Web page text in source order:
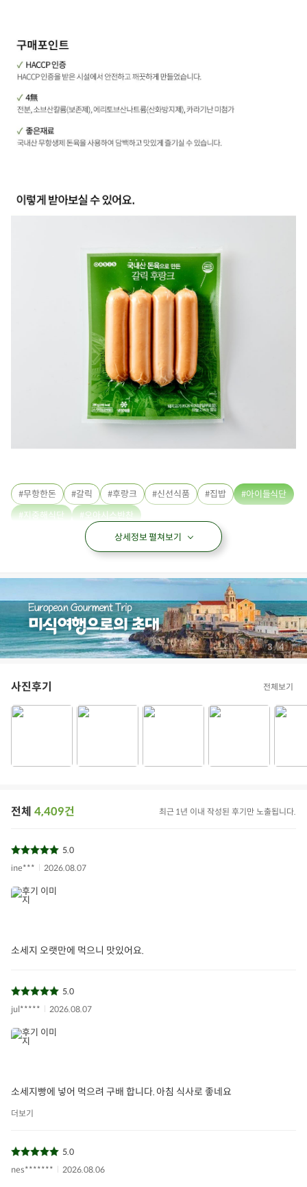
무항한돈 갈릭 후랑크 신선식품 집밥
아이들식단
지중해식단
오아시스반찬
상세정보 펼쳐보기
4/4
사진후기 전체보기
전체 4,409건 최근 1년 이내 작성된 후기만 노출됩니다.
5.0
ine***
2026.08.07
소세지 오랫만에 먹으니 맛있어요.
5.0
jul*****
2026.08.07
소세지빵에 넣어 먹으려 구배 합니다. 아침 식사로 좋네요
더보기
5.0
nes*******
2026.08.06